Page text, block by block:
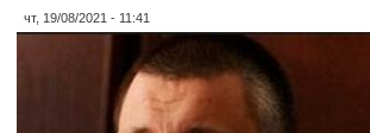
чт, 19/08/2021 - 11:41